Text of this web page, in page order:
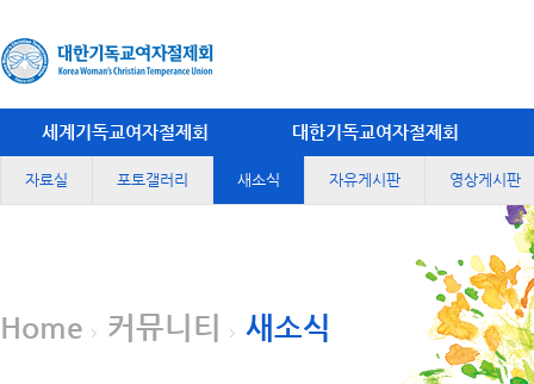
세계기독교여자절제회 대한기독교여자절제회
자료실 포토갤러리 새소식 자유게시판 영상게시판
Home 커뮤니티 새소식